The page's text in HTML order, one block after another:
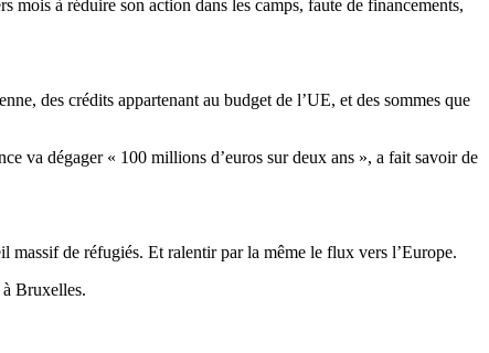
à réduire son action dans les camps, faute de financements,
des crédits appartenant au budget de l’UE, et des sommes que
va dégager « 100 millions d’euros sur deux ans », a fait savoir de
massif de réfugiés. Et ralentir par la même le flux vers l’Europe.
Bruxelles.